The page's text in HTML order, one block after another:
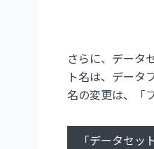
さらに、データ
ト名は、データ
名の変更は、「
「データセッ